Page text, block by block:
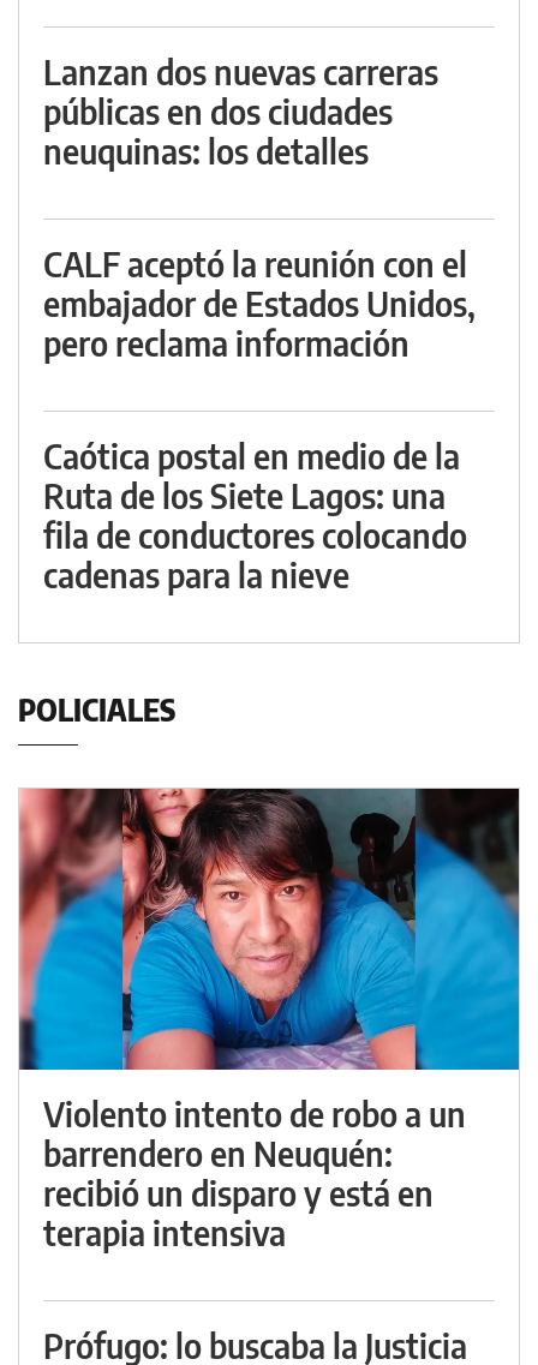
Lanzan dos nuevas carreras
públicas en dos ciudades
neuquinas: los detalles
CALF aceptó la reunión con el
embajador de Estados Unidos,
pero reclama información
Caótica postal en medio de la
Ruta de los Siete Lagos: una
fila de conductores colocando
cadenas para la nieve
POLICIALES
Violento intento de robo a un
barrendero en Neuquén:
recibió un disparo y está en
terapia intensiva
Prófugo: lo buscaba la Justicia